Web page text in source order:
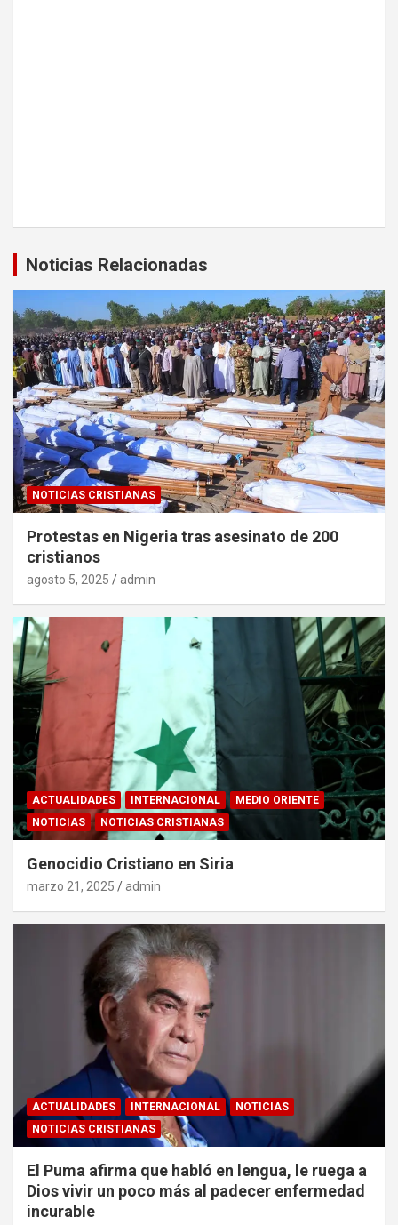
Noticias Relacionadas
NOTICIAS CRISTIANAS
Protestas en Nigeria tras asesinato de 200
cristianos
agosto 5, 2025 admin
ACTUALIDADES INTERNACIONAL
MEDIO ORIENTE
NOTICIAS
NOTICIAS CRISTIANAS
Genocidio Cristiano en Siria
marzo 21, 2025 admin
ACTUALIDADES INTERNACIONAL
NOTICIAS
NOTICIAS CRISTIANAS
El Puma afirma que habló en lengua, le ruega a
Dios vivir un poco más al padecer enfermedad
incurable